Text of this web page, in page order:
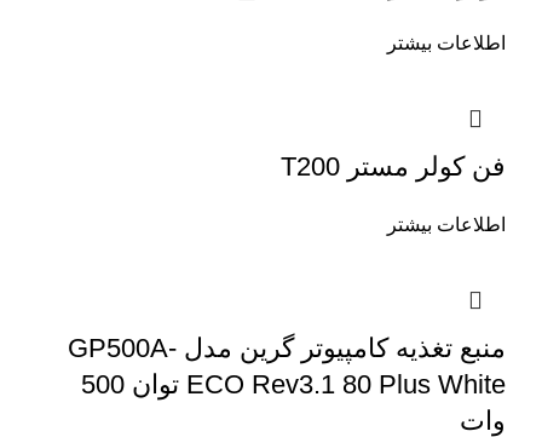
اطلاعات بیشتر
فن کولر مستر T200
اطلاعات بیشتر
منبع تغذیه کامپیوتر گرین مدل GP500A-
ECO Rev3.1 80 Plus White توان 500
وات